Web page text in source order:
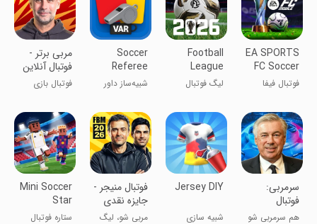
EA SPORTS
FC Soccer
Mobile 26
فوتبال فیفا
Football
League
2026
لیگ فوتبال
Soccer
Referee
Simulator
شبیه‌ساز داور
‏‏‏‏‏‏‏‏‏‏‏‏‏‏‏‏‏مربی برتر -
فوتبال آنلاین
فوتبال بازی
‏سرمربی:
فوتبال
هم سرمربی شو
Jersey DIY
شبیه سازی
‏فوتبال منیجر -
جایزه نقدی
ماهانه
مربی شو، لیگ
Mini Soccer
Star
ستاره فوتبال